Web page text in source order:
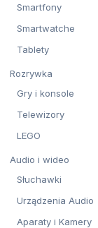
Smartfony
Smartwatche
Tablety
Rozrywka
Gry i konsole
Telewizory
LEGO
Audio i wideo
Słuchawki
Urządzenia Audio
Aparaty i Kamery